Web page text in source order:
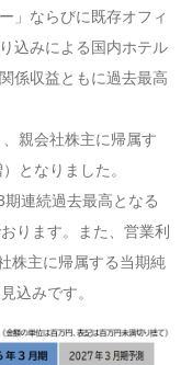
」ならびに既存オフィ
込みによる国内ホテル
係収益ともに過去最高
親会社株主に帰属す
となりました。
連続過去最高となる
ります。また、営業利
株主に帰属する当期純
込みです。